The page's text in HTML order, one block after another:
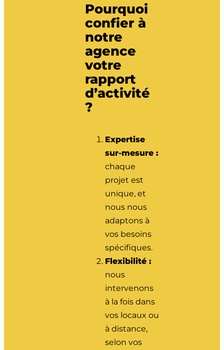
Pourquoi
confier à
notre
agence
votre
rapport
d’activité
?
Expertise
sur-mesure :
chaque
projet est
unique, et
nous nous
adaptons à
vos besoins
spécifiques.
Flexibilité :
nous
intervenons
à la fois dans
vos locaux ou
à distance,
selon vos